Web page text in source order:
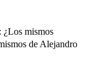
¿Los mismos
de Alejandro